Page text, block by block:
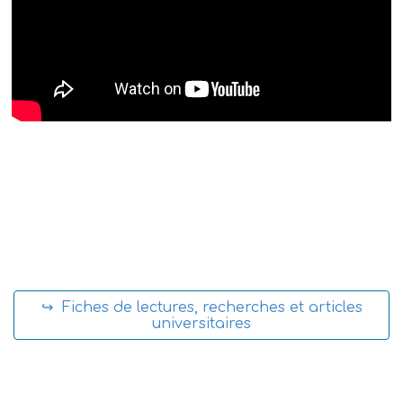
↪ Fiches de lectures, recherches et articles
universitaires